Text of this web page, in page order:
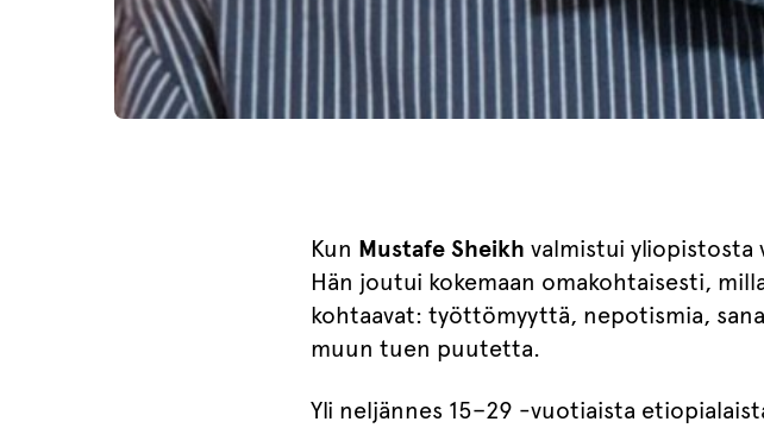
Kun Mustafe Sheikh valmistui
Hän joutui kokemaan omakohtaisesti,
kohtaavat: työttömyyttä, nepotismia,
muun tuen puutetta.
Yli neljännes 15–29 -vuotiaista